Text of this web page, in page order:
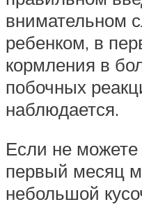
внимательном
ребенком, в
кормления в
побочных
наблюдается.
Если не можете
первый месяц
небольшой